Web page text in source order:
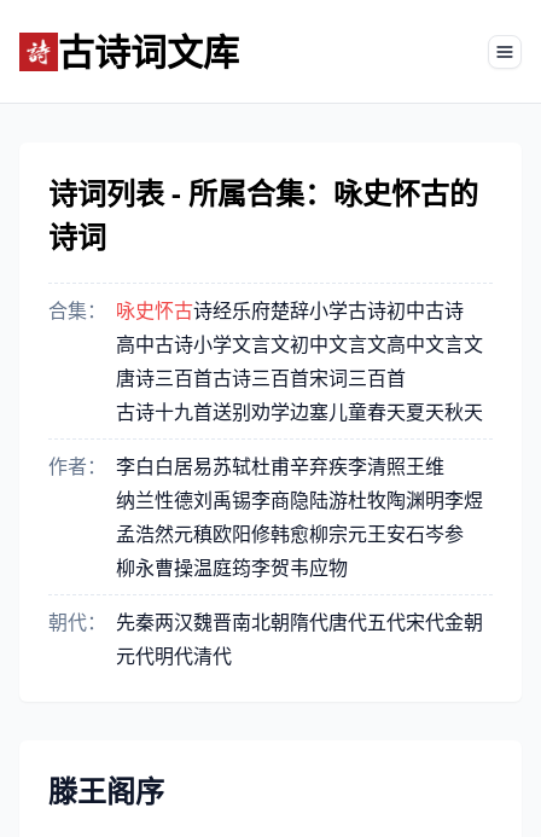
古诗词文库
诗词列表 - 所属合集：咏史怀古的
诗词
合集： 咏史怀古诗经乐府楚辞小学古诗初中古诗
高中古诗小学文言文初中文言文高中文言文
唐诗三百首古诗三百首宋词三百首
古诗十九首送别劝学边塞儿童春天夏天秋天
作者： 李白白居易苏轼杜甫辛弃疾李清照王维
纳兰性德刘禹锡李商隐陆游杜牧陶渊明李煜
孟浩然元稹欧阳修韩愈柳宗元王安石岑参
柳永曹操温庭筠李贺韦应物
朝代： 先秦两汉魏晋南北朝隋代唐代五代宋代金朝
元代明代清代
滕王阁序